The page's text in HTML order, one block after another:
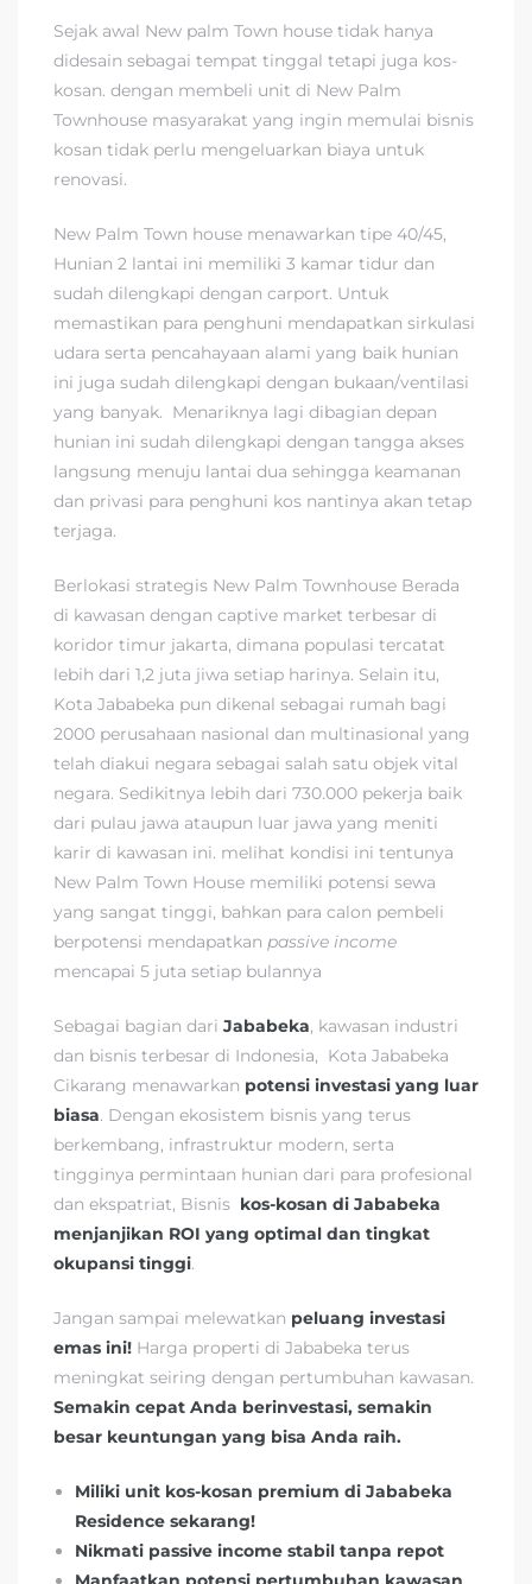
Sejak awal New palm Town house tidak hanya
didesain sebagai tempat tinggal tetapi juga kos-
kosan. dengan membeli unit di New Palm
Townhouse masyarakat yang ingin memulai bisnis
kosan tidak perlu mengeluarkan biaya untuk
renovasi.
New Palm Town house menawarkan tipe 40/45,
Hunian 2 lantai ini memiliki 3 kamar tidur dan
sudah dilengkapi dengan carport. Untuk
memastikan para penghuni mendapatkan sirkulasi
udara serta pencahayaan alami yang baik hunian
ini juga sudah dilengkapi dengan bukaan/ventilasi
yang banyak. Menariknya lagi dibagian depan
hunian ini sudah dilengkapi dengan tangga akses
langsung menuju lantai dua sehingga keamanan
dan privasi para penghuni kos nantinya akan tetap
terjaga.
Berlokasi strategis New Palm Townhouse Berada
di kawasan dengan captive market terbesar di
koridor timur jakarta, dimana populasi tercatat
lebih dari 1,2 juta jiwa setiap harinya. Selain itu,
Kota Jababeka pun dikenal sebagai rumah bagi
2000 perusahaan nasional dan multinasional yang
telah diakui negara sebagai salah satu objek vital
negara. Sedikitnya lebih dari 730.000 pekerja baik
dari pulau jawa ataupun luar jawa yang meniti
karir di kawasan ini. melihat kondisi ini tentunya
New Palm Town House memiliki potensi sewa
yang sangat tinggi, bahkan para calon pembeli
berpotensi mendapatkan passive income
mencapai 5 juta setiap bulannya
Sebagai bagian dari Jababeka, kawasan industri
dan bisnis terbesar di Indonesia, Kota Jababeka
Cikarang menawarkan potensi investasi yang luar
biasa. Dengan ekosistem bisnis yang terus
berkembang, infrastruktur modern, serta
tingginya permintaan hunian dari para profesional
dan ekspatriat, Bisnis kos-kosan di Jababeka
menjanjikan ROI yang optimal dan tingkat
okupansi tinggi.
Jangan sampai melewatkan peluang investasi
emas ini! Harga properti di Jababeka terus
meningkat seiring dengan pertumbuhan kawasan.
Semakin cepat Anda berinvestasi, semakin
besar keuntungan yang bisa Anda raih.
Miliki unit kos-kosan premium di Jababeka
Residence sekarang!
Nikmati passive income stabil tanpa repot